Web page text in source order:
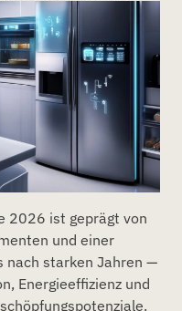
2026 ist geprägt von
und einer
nach starken Jahren —
Energieeffizienz und